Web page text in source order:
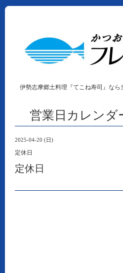
伊勢志摩郷土料理『てこね寿司』な
営業日カレンダ
2025-04-20 (日)
定休日
定休日